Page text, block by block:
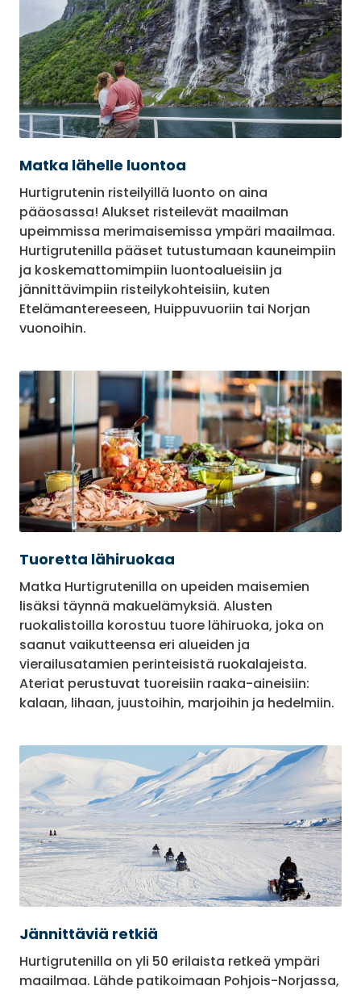
Matka lähelle luontoa
Hurtigrutenin risteilyillä luonto on aina
pääosassa! Alukset risteilevät maailman
upeimmissa merimaisemissa ympäri maailmaa.
Hurtigrutenilla pääset tutustumaan kauneimpiin
ja koskemattomimpiin luontoalueisiin ja
jännittävimpiin risteilykohteisiin, kuten
Etelämantereeseen, Huippuvuoriin tai Norjan
vuonoihin.
Tuoretta lähiruokaa
Matka Hurtigrutenilla on upeiden maisemien
lisäksi täynnä makuelämyksiä. Alusten
ruokalistoilla korostuu tuore lähiruoka, joka on
saanut vaikutteensa eri alueiden ja
vierailusatamien perinteisistä ruokalajeista.
Ateriat perustuvat tuoreisiin raaka-aineisiin:
kalaan, lihaan, juustoihin, marjoihin ja hedelmiin.
Jännittäviä retkiä
Hurtigrutenilla on yli 50 erilaista retkeä ympäri
maailmaa. Lähde patikoimaan Pohjois-Norjassa,